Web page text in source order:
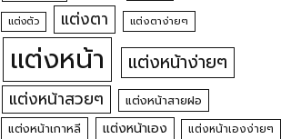
แต่งตัว แต่งตา แต่งตาง่ายๆ
แต่งหน้า แต่งหน้าง่ายๆ
แต่งหน้าสวยๆ
แต่งหน้าสายฝอ
แต่งหน้าเกาหลี
แต่งหน้าเอง
แต่งหน้าเองง่ายๆ